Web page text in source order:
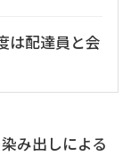
は配達員と会
み出しによる